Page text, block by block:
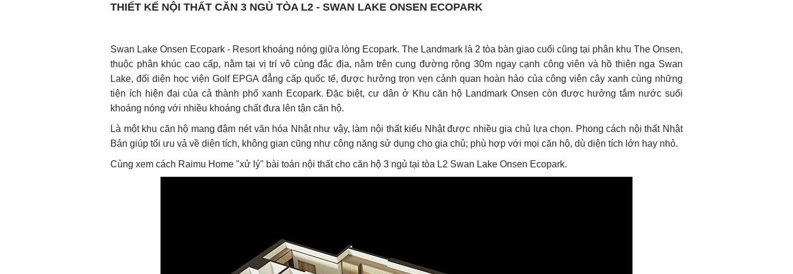
THIẾT KẾ NỘI THẤT CĂN 3 NGỦ TÒA L2 - SWAN LAKE ONSEN ECOPARK
Swan Lake Onsen Ecopark - Resort khoáng nóng giữa lòng Ecopark. The Landmark là 2 tòa bàn giao cuối cũng tại phân khu The Onsen,
thuộc phân khúc cao cấp, nằm tại vị trí vô cùng đắc địa, nằm trên cung đường rộng 30m ngay cạnh công viên và hồ thiên nga Swan
Lake, đối diện học viện Golf EPGA đẳng cấp quốc tế, được hưởng trọn vẹn cảnh quan hoàn hảo của công viên cây xanh cùng những
tiện ích hiện đại của cả thành phố xanh Ecopark. Đặc biệt, cư dân ở Khu căn hộ Landmark Onsen còn được hưởng tắm nước suối
khoáng nóng với nhiều khoáng chất đưa lên tận căn hộ.
Là một khu căn hộ mang đậm nét văn hóa Nhật như vậy, làm nội thất kiểu Nhật được nhiều gia chủ lựa chọn. Phong cách nội thất Nhật
Bản giúp tối ưu vả về diện tích, không gian cũng như công năng sử dụng cho gia chủ; phù hợp với mọi căn hộ, dù diện tích lớn hay nhỏ.
Cùng xem cách Raimu Home "xử lý" bài toán nội thất cho căn hộ 3 ngủ tại tòa L2 Swan Lake Onsen Ecopark.